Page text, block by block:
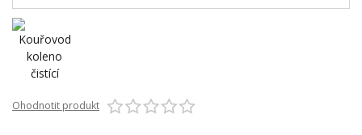
Ohodnotit produkt